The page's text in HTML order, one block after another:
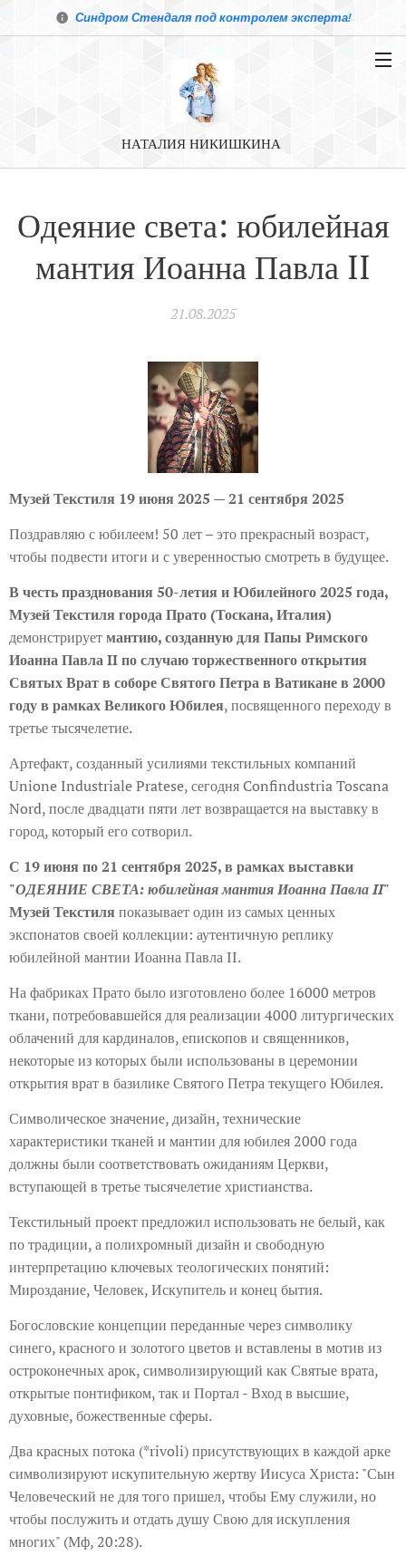
Синдром Стендаля под контролем эксперта!
НАТАЛИЯ НИКИШКИНА
Одеяние света: юбилейная
мантия Иоанна Павла II
21.08.2025
МузейТекстиля 19 июня 2025 — 21 сентября 2025
Поздравляю с юбилеем! 50 лет – это прекрасный возраст,
чтобы подвести итоги и с уверенностью смотреть в будущее.
В честь празднования 50-летия и Юбилейного 2025 года,
Музей Текстиля города Прато (Тоскана, Италия)
демонстрируетмантию, созданную для Папы Римского
Иоанна Павла II по случаю торжественного открытия
Святых Врат в соборе Святого Петра в Ватикане в 2000
году в рамках Великого Юбилея, посвященного переходу в
третье тысячелетие.
Артефакт, созданный усилиями текстильных компаний
Unione Industriale Pratese, сегодня Confindustria Toscana
Nord, после двадцати пяти лет возвращается на выставку в
город, который его сотворил.
С 19 июня по 21 сентября 2025, в рамках выставки
"ОДЕЯНИЕ СВЕТА: юбилейная мантия Иоанна Павла II"
Музей Текстиля показывает один из самых ценных
экспонатов своей коллекции: аутентичную реплику
юбилейной мантии Иоанна Павла II.
На фабриках Прато было изготовлено более 16000 метров
ткани, потребовавшейся для реализации 4000 литургических
облачений для кардиналов, епископов и священников,
некоторые из которых были использованы в церемонии
открытия врат в базилике Святого Петра текущего Юбилея.
Символическое значение, дизайн, технические
характеристики тканей и мантии для юбилея 2000 года
должны были соответствовать ожиданиям Церкви,
вступающей в третье тысячелетие христианства.
Текстильный проект предложил использовать не белый, как
по традиции, а полихромный дизайн и свободную
интерпретацию ключевых теологических понятий:
Мироздание, Человек, Искупитель и конец бытия.
Богословские концепции переданные через символику
синего, красного и золотого цветов и вставлены в мотив из
остроконечных арок, символизирующий как Святые врата,
открытые понтификом, так и Портал - Вход в высшие,
духовные, божественные сферы.
Два красных потока (*rivoli) присутствующих в каждой арке
символизируют искупительную жертву Иисуса Христа: "Сын
Человеческий не для того пришел, чтобы Ему служили, но
чтобы послужить и отдать душу Свою для искупления
многих" (Мф, 20:28).